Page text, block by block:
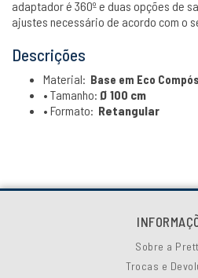
adaptador é 360º e duas opções de
ajustes necessário de acordo com o
Descrições
Material: Base em Eco
• Tamanho: Ø 100 cm
• Formato: Retangular
Sobre a
Trocas e